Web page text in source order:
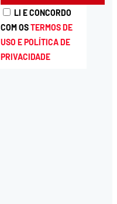
LI E CONCORDO
COM OSTERMOS DE
USO E POLÍTICA DE
PRIVACIDADE